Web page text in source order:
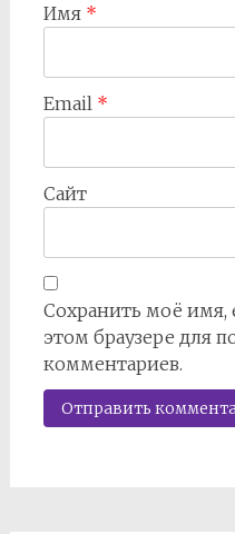
Имя *
Email *
Сайт
Сохранить моё имя,
этом браузере для
комментариев.